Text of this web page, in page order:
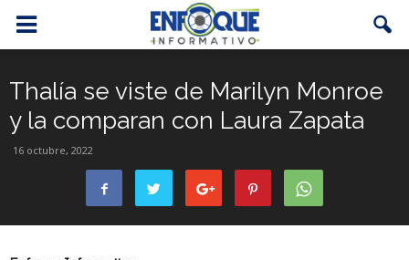
Thalía se viste de Marilyn Monroe
y la comparan con Laura Zapata
16 octubre, 2022